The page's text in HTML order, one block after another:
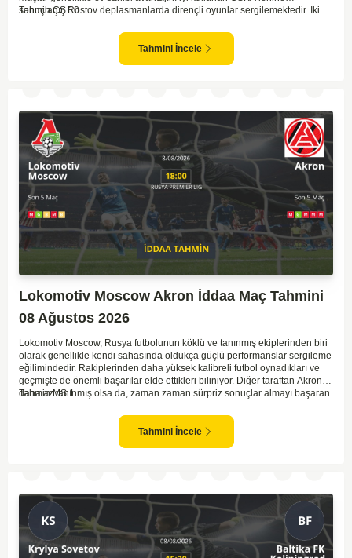
sonuçlanır. Rostov deplasmanlarda dirençli oyunlar sergilemektedir. İki
göstermektedir. CSKA'nın evinde oynayacak olması ve genel istatistikler
göz önüne alındığında, CSKA'nın sahasında kolay kolay puan
kaybetmeyeceğini söyleyebiliriz.
Tahmin ÇŞ 10
Tahmini İncele
Lokomotiv Moscow Akron İddaa Maç Tahmini
08 Ağustos 2026
Lokomotiv Moscow, Rusya futbolunun köklü ve tanınmış ekiplerinden biri
olarak genellikle kendi sahasında oldukça güçlü performanslar sergileme
eğilimindedir. Rakiplerinden daha yüksek kalibreli futbol oynadıkları ve
geçmişte de önemli başarılar elde ettikleri biliniyor. Diğer taraftan Akron,
daha az tanınmış olsa da, zaman zaman sürpriz sonuçlar almayı başaran
ve güçlü ekipler karşısında istikrarlı bir performans sergilemekte
zorlanabilirler. Lokomotiv Moscow'un mevcut form durumunun ve evinde
oynama avantajının, bu karşılaşmada belirleyici olması muhtemel
Tahmin MS 1
Tahmini İncele